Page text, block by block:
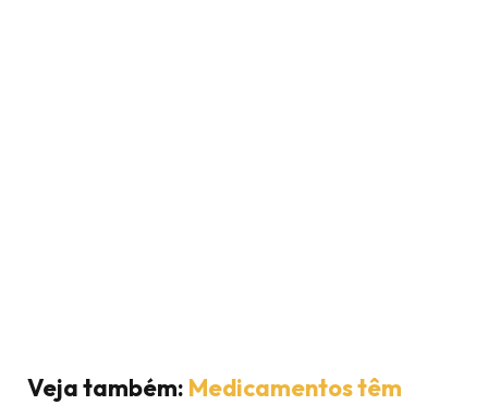
Veja também: Medicamentos têm